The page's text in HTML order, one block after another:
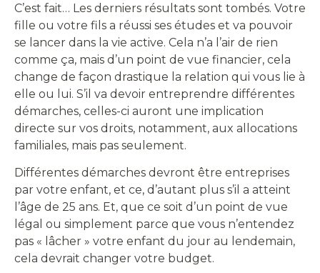
C’est fait… Les derniers résultats sont tombés. Votre
fille ou votre fils a réussi ses études et va pouvoir
se lancer dans la vie active. Cela n’a l’air de rien
comme ça, mais d’un point de vue financier, cela
change de façon drastique la relation qui vous lie à
elle ou lui. S’il va devoir entreprendre différentes
démarches, celles-ci auront une implication
directe sur vos droits, notamment, aux allocations
familiales, mais pas seulement.
Différentes démarches devront être entreprises
par votre enfant, et ce, d’autant plus s’il a atteint
l’âge de 25 ans. Et, que ce soit d’un point de vue
légal ou simplement parce que vous n’entendez
pas « lâcher » votre enfant du jour au lendemain,
cela devrait changer votre budget.